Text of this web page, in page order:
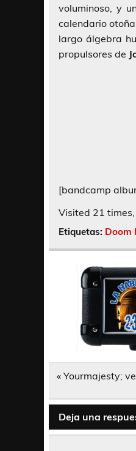
voluminoso, y
calendario
largo álgebra
propulsores de
[bandcamp
Visited 21
Etiquetas: Doom
Navegación
« Yourmajesty;
Deja una